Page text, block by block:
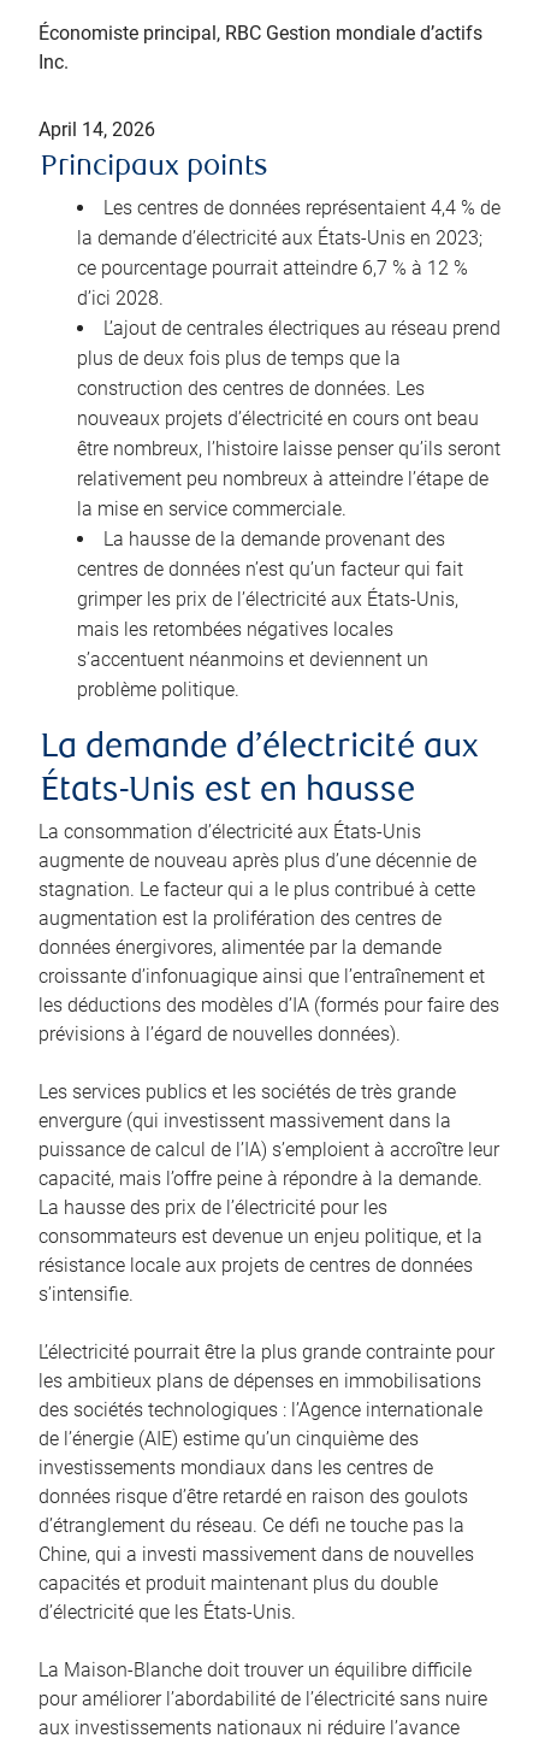
Économiste principal, RBC Gestion mondiale d’actifs
Inc.
April 14, 2026
Principaux points
Les centres de données représentaient 4,4 % de
la demande d’électricité aux États-Unis en 2023;
ce pourcentage pourrait atteindre 6,7 % à 12 %
d’ici 2028.
L’ajout de centrales électriques au réseau prend
plus de deux fois plus de temps que la
construction des centres de données. Les
nouveaux projets d’électricité en cours ont beau
être nombreux, l’histoire laisse penser qu’ils seront
relativement peu nombreux à atteindre l’étape de
la mise en service commerciale.
La hausse de la demande provenant des
centres de données n’est qu’un facteur qui fait
grimper les prix de l’électricité aux États-Unis,
mais les retombées négatives locales
s’accentuent néanmoins et deviennent un
problème politique.
La demande d’électricité aux
États-Unis est en hausse
La consommation d’électricité aux États-Unis
augmente de nouveau après plus d’une décennie de
stagnation. Le facteur qui a le plus contribué à cette
augmentation est la prolifération des centres de
données énergivores, alimentée par la demande
croissante d’infonuagique ainsi que l’entraînement et
les déductions des modèles d’IA (formés pour faire des
prévisions à l’égard de nouvelles données).
Les services publics et les sociétés de très grande
envergure (qui investissent massivement dans la
puissance de calcul de l’IA) s’emploient à accroître leur
capacité, mais l’offre peine à répondre à la demande.
La hausse des prix de l’électricité pour les
consommateurs est devenue un enjeu politique, et la
résistance locale aux projets de centres de données
s’intensifie.
L’électricité pourrait être la plus grande contrainte pour
les ambitieux plans de dépenses en immobilisations
des sociétés technologiques : l’Agence internationale
de l’énergie (AIE) estime qu’un cinquième des
investissements mondiaux dans les centres de
données risque d’être retardé en raison des goulots
d’étranglement du réseau. Ce défi ne touche pas la
Chine, qui a investi massivement dans de nouvelles
capacités et produit maintenant plus du double
d’électricité que les États-Unis.
La Maison-Blanche doit trouver un équilibre difficile
pour améliorer l’abordabilité de l’électricité sans nuire
aux investissements nationaux ni réduire l’avance